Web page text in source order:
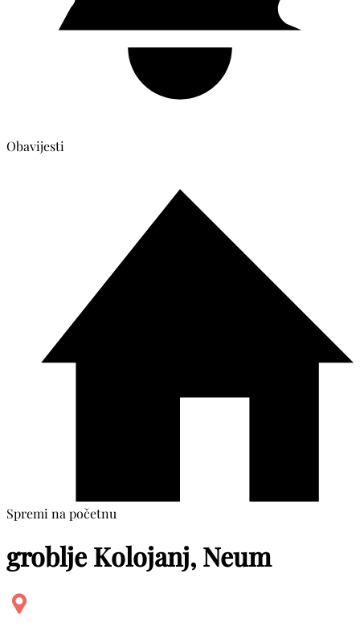
Obavijesti
Spremi na početnu
groblje Kolojanj, Neum